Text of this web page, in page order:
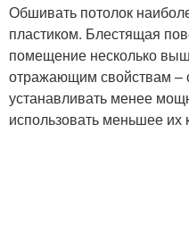
Обшивать потолок
пластиком. Блестящая
помещение несколько
отражающим свойствам –
устанавливать менее
использовать меньшее их